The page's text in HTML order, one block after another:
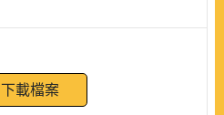
下載檔案